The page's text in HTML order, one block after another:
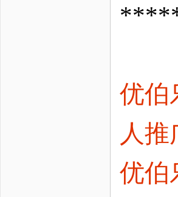
优伯
人推
优伯